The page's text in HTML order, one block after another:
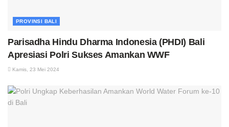
PROVINSI BALI
Parisadha Hindu Dharma Indonesia (PHDI) Bali
Apresiasi Polri Sukses Amankan WWF
Kamis, 23 Mei 2024